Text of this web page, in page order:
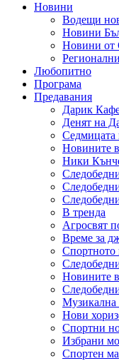
Новини
Водещи
Новини
Новини от
Любопитно
Програма
Предавания
Дарик
Денят на
Седмицата
Новините
Ники
В тренда
Агросвят
Време за
Новините
Музикална
Нови
Спортни
Избрани
Спортен